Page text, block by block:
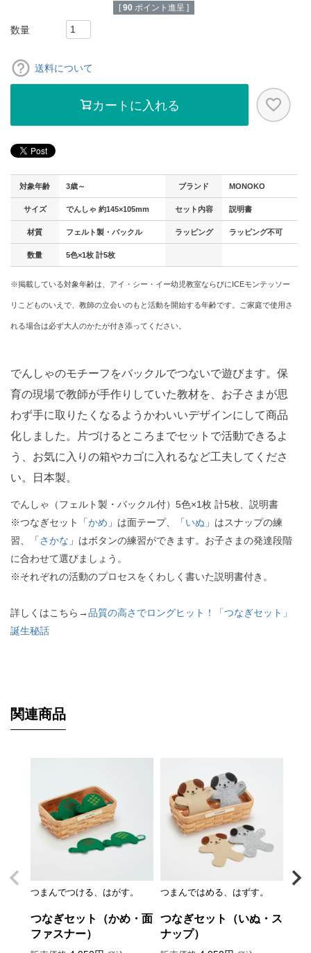
[ 90 ポイント進呈 ]
送料について
カートに入れる
対象年齢 3歳～ ブランド MONOKO
サイズ でんしゃ 約145×105mm セット内容 説明書
材質 フェルト製・バックル ラッピング ラッピング不可
数量 5色×1枚 計5枚
※掲載している対象年齢は、アイ・シー・イー幼児教室ならびにICEモンテッソー
リこどものいえで、教師の立会いのもと活動を開始する年齢です。ご家庭で使用さ
れる場合は必ず大人のかたが付き添ってください。
でんしゃのモチーフをバックルでつないで遊びます。保
育の現場で教師が手作りしていた教材を、お子さまが思
わず手に取りたくなるようかわいいデザインにして商品
化しました。片づけるところまでセットで活動できるよ
う、お気に入りの箱やカゴに入れるなど工夫してくださ
い。日本製。
でんしゃ（フェルト製・バックル付）5色×1枚 計5枚、説明書
※つなぎセット「かめ 」は面テープ、「いぬ 」はスナップの練
習、「 さかな 」はボタンの練習ができます。お子さまの発達段階
に合わせて選びましょう。
※それぞれの活動のプロセスをくわしく書いた説明書付き。
詳しくはこちら→品質の高さでロングヒット！「つなぎセット」
誕生秘話
関連商品
つまんでつける、はがす。
つなぎセット（かめ・面
ファスナー）
つまんではめる、はずす。
つなぎセット（いぬ・ス
ナップ）